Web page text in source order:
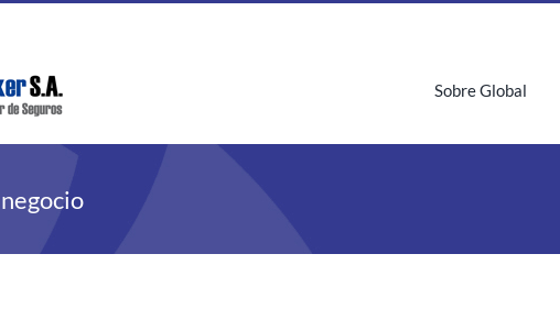
Sobre Global